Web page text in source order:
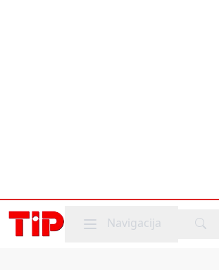
Mobile menu
Navigacija